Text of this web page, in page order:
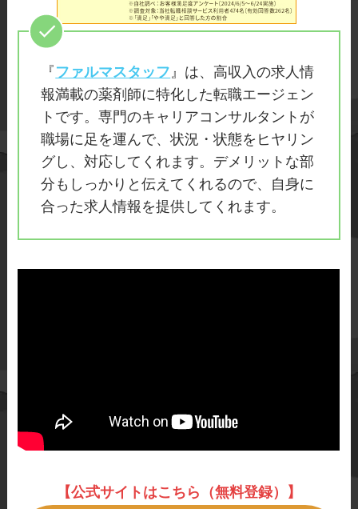
『 ファルマスタッフ 』は、高収入の求人情
報満載の薬剤師に特化した転職エージェン
トです。専門のキャリアコンサルタントが
職場に足を運んで、状況・状態をヒヤリン
グし、対応してくれます。デメリットな部
分もしっかりと伝えてくれるので、自身に
合った求人情報を提供してくれます。
【公式サイトはこちら（無料登録）】